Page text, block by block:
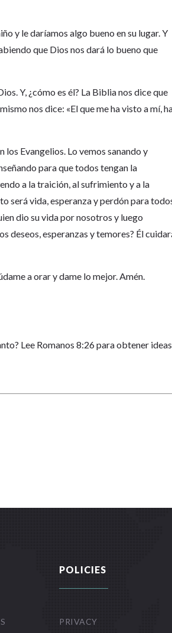
y le daríamos algo bueno en su lugar. Y
que Dios nos dará lo bueno que
Y, ¿cómo es él? La Biblia nos dice que
nos dice: «El que me ha visto a mí,
los Evangelios. Lo vemos sanando y
para que todos tengan la
a la traición, al sufrimiento y a la
será vida, esperanza y perdón para
dio su vida por nosotros y luego
deseos, esperanzas y temores? Él
a orar y dame lo mejor. Amén.
Lee Romanos 8:26 para obtener
POLICIES
PRIVACY